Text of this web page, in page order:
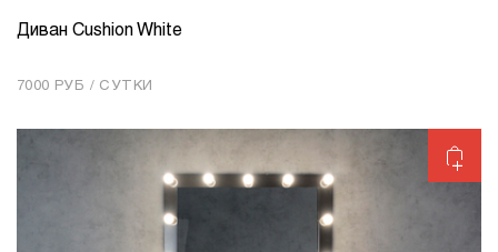
КОЛИЧЕСТВО 1
Диван Cushion White
7000 РУБ / СУТКИ